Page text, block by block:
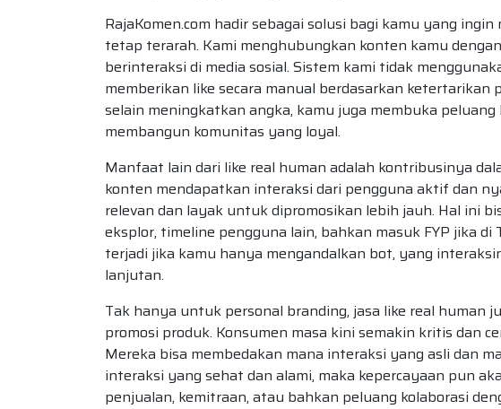
RajaKomen.com hadir sebagai solusi bagi kamu yang
tetap terarah. Kami menghubungkan konten kamu
berinteraksi di media sosial. Sistem kami tidak
memberikan like secara manual berdasarkan
selain meningkatkan angka, kamu juga membuka
membangun komunitas yang loyal.
Manfaat lain dari like real human adalah kontribusinya
konten mendapatkan interaksi dari pengguna aktif dan
relevan dan layak untuk dipromosikan lebih jauh. Hal ini
eksplor, timeline pengguna lain, bahkan masuk FYP jika
terjadi jika kamu hanya mengandalkan bot, yang
lanjutan.
Tak hanya untuk personal branding, jasa like real human
promosi produk. Konsumen masa kini semakin kritis dan
Mereka bisa membedakan mana interaksi yang asli dan
interaksi yang sehat dan alami, maka kepercayaan pun
penjualan, kemitraan, atau bahkan peluang kolaborasi